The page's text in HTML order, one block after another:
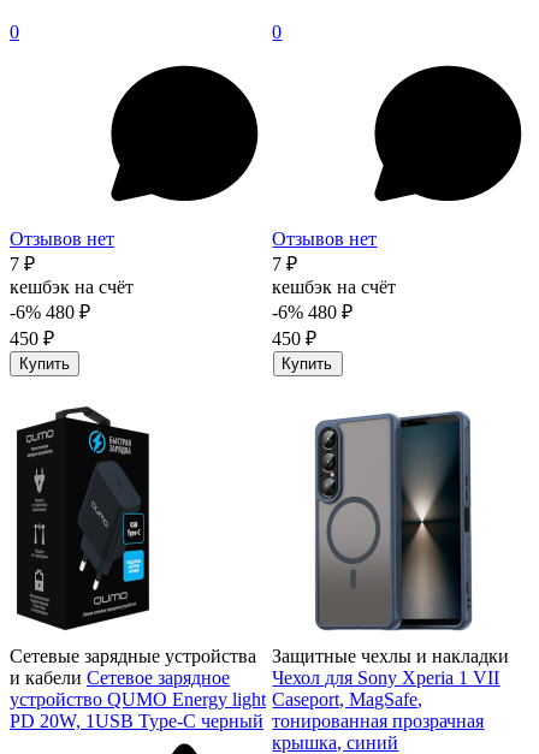
0
Отзывов нет
7 ₽
кешбэк на счёт
-6% 480 ₽
450 ₽
Купить
0
Отзывов нет
7 ₽
кешбэк на счёт
-6% 480 ₽
450 ₽
Купить
Сетевые зарядные устройства
и кабели Сетевое зарядное
устройство QUMO Energy light
PD 20W, 1USB Type-C черный
Защитные чехлы и накладки
Чехол для Sony Xperia 1 VII
Caseport, MagSafe,
тонированная прозрачная
крышка, синий